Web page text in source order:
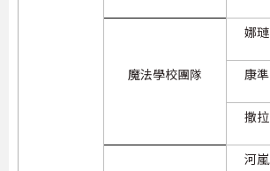
魔法學校團隊
娜璉
康準
撒拉
河嵐